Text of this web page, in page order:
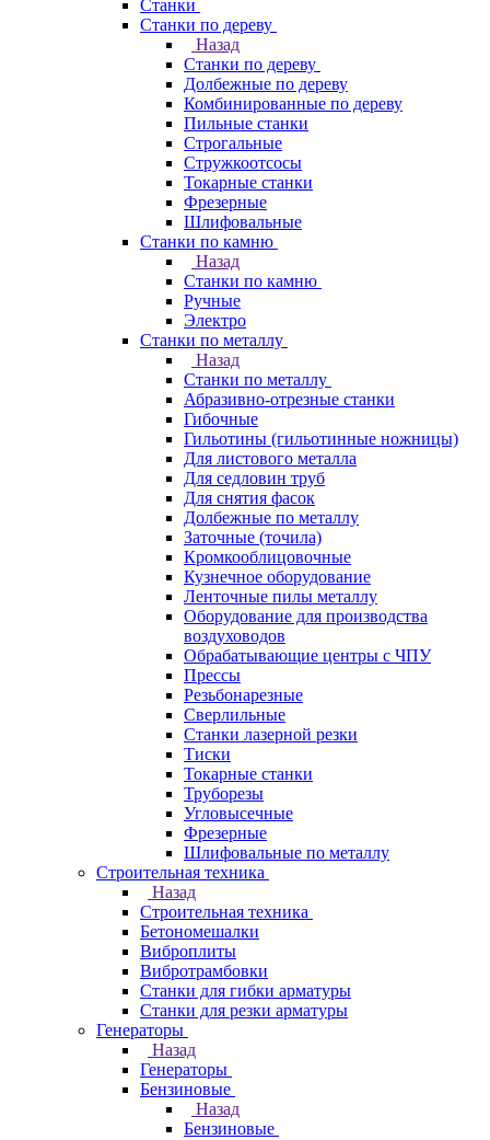
Станки
Станки по дереву
Назад
Станки по дереву
Долбежные по дереву
Комбинированные по дереву
Пильные станки
Строгальные
Стружкоотсосы
Токарные станки
Фрезерные
Шлифовальные
Станки по камню
Назад
Станки по камню
Ручные
Электро
Станки по металлу
Назад
Станки по металлу
Абразивно-отрезные станки
Гибочные
Гильотины (гильотинные ножницы)
Для листового металла
Для седловин труб
Для снятия фасок
Долбежные по металлу
Заточные (точила)
Кромкооблицовочные
Кузнечное оборудование
Ленточные пилы металлу
Оборудование для производства
воздуховодов
Обрабатывающие центры с ЧПУ
Прессы
Резьбонарезные
Сверлильные
Станки лазерной резки
Тиски
Токарные станки
Труборезы
Угловысечные
Фрезерные
Шлифовальные по металлу
Строительная техника
Назад
Строительная техника
Бетономешалки
Виброплиты
Вибротрамбовки
Станки для гибки арматуры
Станки для резки арматуры
Генераторы
Назад
Генераторы
Бензиновые
Назад
Бензиновые